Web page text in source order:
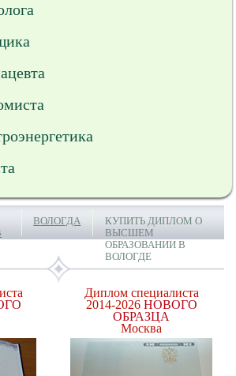
ВОЛОГДА
КУПИТЬ ДИПЛОМ О
ВЫСШЕМ
ОБРАЗОВАНИИ В
ВОЛОГДЕ
Диплом специалиста
2014-2026 НОВОГО
ОБРАЗЦА
Москва